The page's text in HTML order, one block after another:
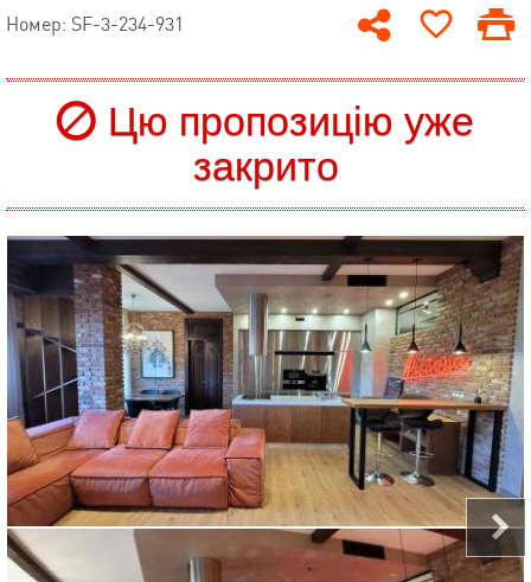
Номер: SF-3-234-931
Цю пропозицію уже
закрито